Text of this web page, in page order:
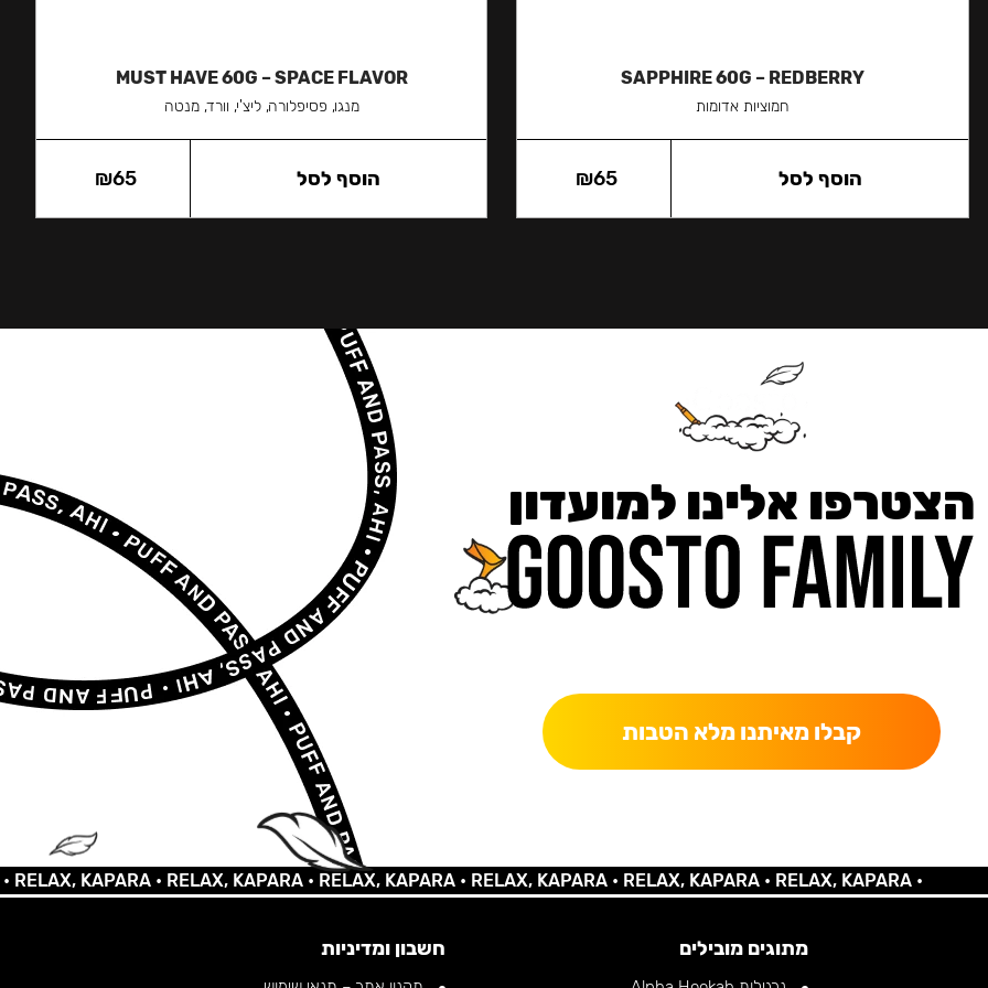
SAPPHIRE 60G – REDBERRY
חמוציות אדומות
₪65 הוסף לסל
MUST HAVE 60G – SPACE FLAVOR
מנגו, פסיפלורה, ליצ'י, וורד, מנטה
₪65 הוסף לסל
הצטרפו אלינו למועדון
קבלו מאיתנו מלא הטבות
KAPARA •RELAX, KAPARA •RELAX, KAPARA •RELAX, KAPARA •RELAX, KAPARA •RELAX, KAPARA •
מתוגים מובילים חשבון ומדיניות